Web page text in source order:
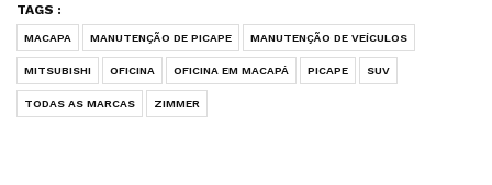
TAGS :
MACAPA MANUTENÇÃO DE PICAPE MANUTENÇÃO DE VEÍCULOS
MITSUBISHI OFICINA OFICINA EM MACAPÁ PICAPE SUV
TODAS AS MARCAS ZIMMER